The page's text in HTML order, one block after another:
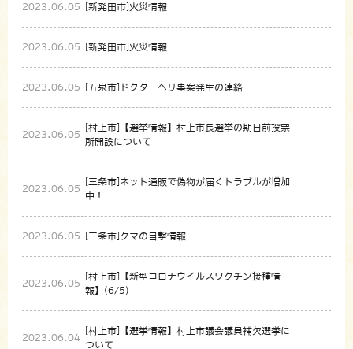
2023.06.05 [新発田市]火災情報
2023.06.05 [新発田市]火災情報
2023.06.05 [五泉市]ドクターヘリ事案発生の連絡
2023.06.05
[村上市]【選挙情報】村上市長選挙の期日前投票
所開設について
2023.06.05
[三条市]ネット通販で偽物が届くトラブルが増加
中！
2023.06.05 [三条市]クマの目撃情報
2023.06.05
[村上市]【新型コロナウイルスワクチン接種情
報】(6/5)
2023.06.04
[村上市]【選挙情報】村上市議会議員補欠選挙に
ついて